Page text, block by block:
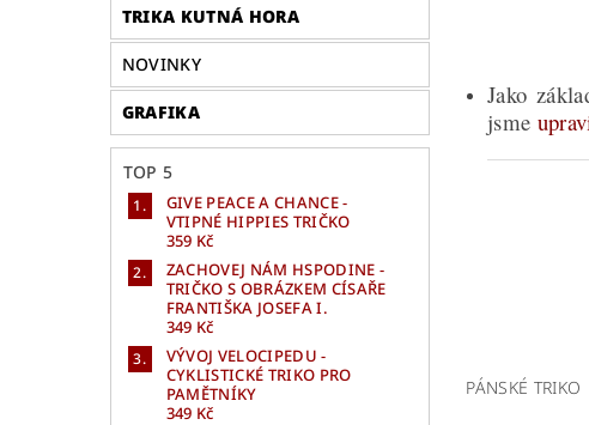
TRIKA KUTNÁ HORA
NOVINKY
GRAFIKA
TOP 5
GIVE PEACE A CHANCE -
VTIPNÉ HIPPIES TRIČKO
359 Kč
ZACHOVEJ NÁM HSPODINE -
TRIČKO S OBRÁZKEM CÍSAŘE
FRANTIŠKA JOSEFA I.
349 Kč
VÝVOJ VELOCIPEDU -
CYKLISTICKÉ TRIKO PRO
PAMĚTNÍKY
349 Kč
Jako
jsme
PÁNSKÉ TRIKO